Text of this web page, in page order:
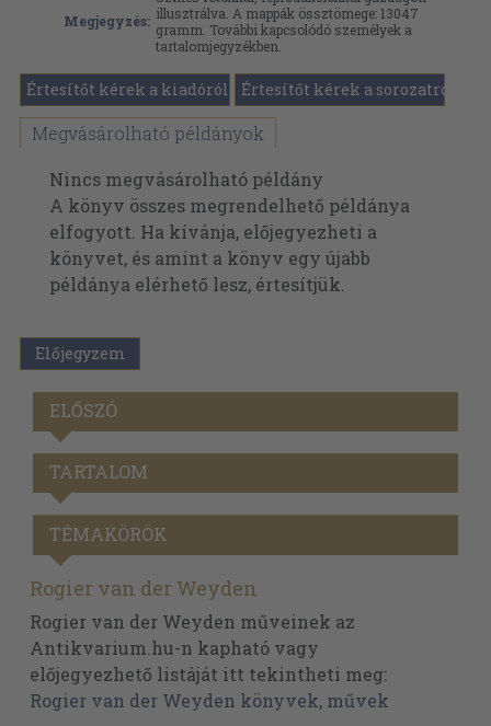
Megjegyzés: illusztrálva. A mappák össztömege: 13047
gramm. További kapcsolódó személyek a
tartalomjegyzékben.
Értesítőt kérek a kiadóról Értesítőt kérek a sorozatról
Megvásárolható példányok
Nincs megvásárolható példány
A könyv összes megrendelhető példánya
elfogyott. Ha kívánja, előjegyezheti a
könyvet, és amint a könyv egy újabb
példánya elérhető lesz, értesítjük.
Előjegyzem
ELŐSZÓ
TARTALOM
TÉMAKÖRÖK
Rogier van der Weyden
Rogier van der Weyden műveinek az
Antikvarium.hu-n kapható vagy
előjegyezhető listáját itt tekintheti meg:
Rogier van der Weyden könyvek, művek